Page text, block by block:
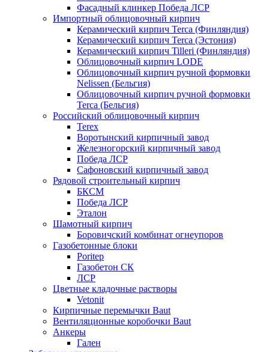
Фасадный клинкер Победа ЛСР
Импортный облицовочный кирпич
Керамический кирпич Terca (Финляндия)
Керамический кирпич Terca (Эстония)
Керамический кирпич Tilleri (Финляндия)
Облицовочный кирпич LODE
Облицовочный кирпич ручной формовки
Nelissen (Бельгия)
Облицовочный кирпич ручной формовки
Terca (Бельгия)
Российский облицовочный кирпич
Terex
Воротынский кирпичный завод
Железногорский кирпичный завод
Победа ЛСР
Сафоновский кирпичный завод
Рядовой строительный кирпич
БКСМ
Победа ЛСР
Эталон
Шамотный кирпич
Боровичский комбинат огнеупоров
Газобетонные блоки
Poritep
Газобетон СК
ЛСР
Цветные кладочные растворы
Vetonit
Кирпичные перемычки Baut
Вентиляционные коробочки Baut
Анкеры
Гален